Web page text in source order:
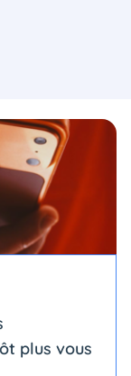
plus vous